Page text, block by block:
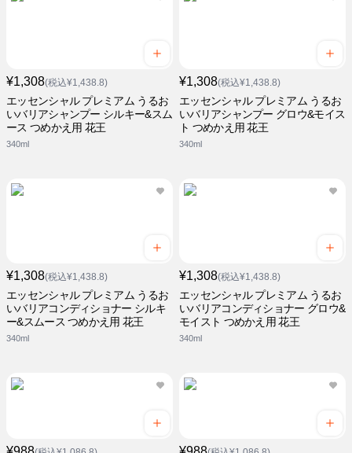
¥1,308(税込¥1,438.8)
エッセンシャル プレミアム うるお
いバリアシャンプー シルキー&スム
ース つめかえ用 花王
340ml
¥1,308(税込¥1,438.8)
エッセンシャル プレミアム うるお
いバリアシャンプー グロウ&モイス
ト つめかえ用 花王
340ml
¥1,308(税込¥1,438.8)
エッセンシャル プレミアム うるお
いバリアコンディショナー シルキ
ー&スムース つめかえ用 花王
340ml
¥1,308(税込¥1,438.8)
エッセンシャル プレミアム うるお
いバリアコンディショナー グロウ&
モイスト つめかえ用 花王
340ml